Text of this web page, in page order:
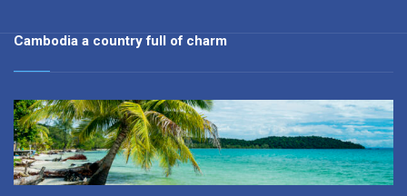
Cambodia a country full of charm